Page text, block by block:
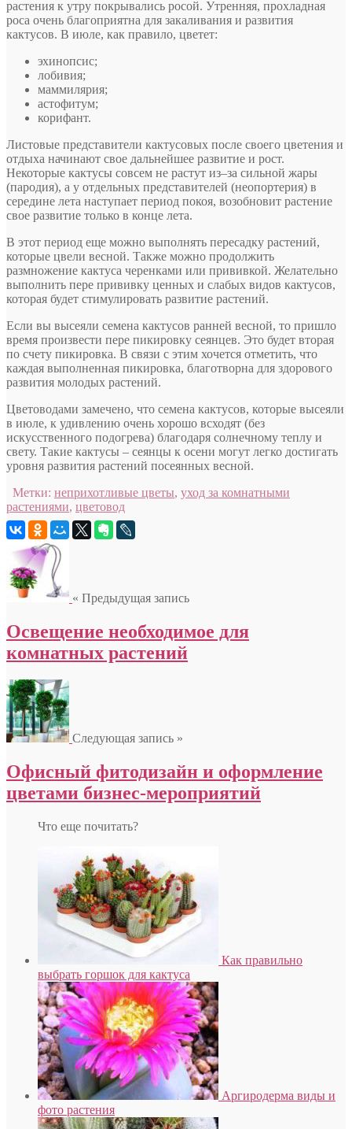
растения к утру покрывались росой. Утренняя, прохладная
роса очень благоприятна для закаливания и развития
кактусов. В июле, как правило, цветет:
эхинопсис;
лобивия;
маммилярия;
астофитум;
корифант.
Листовые представители кактусовых после своего цветения и
отдыха начинают свое дальнейшее развитие и рост.
Некоторые кактусы совсем не растут из–за сильной жары
(пародия), а у отдельных представителей (неопортерия) в
середине лета наступает период покоя, возобновит растение
свое развитие только в конце лета.
В этот период еще можно выполнять пересадку растений,
которые цвели весной. Также можно продолжить
размножение кактуса черенками или прививкой. Желательно
выполнить пере прививку ценных и слабых видов кактусов,
которая будет стимулировать развитие растений.
Если вы высеяли семена кактусов ранней весной, то пришло
время произвести пере пикировку сеянцев. Это будет вторая
по счету пикировка. В связи с этим хочется отметить, что
каждая выполненная пикировка, благотворна для здорового
развития молодых растений.
Цветоводами замечено, что семена кактусов, которые высеяли
в июле, к удивлению очень хорошо всходят (без
искусственного подогрева) благодаря солнечному теплу и
свету. Такие кактусы – сеянцы к осени могут легко достигать
уровня развития растений посеянных весной.
Метки: неприхотливые цветы, уход за комнатными
растениями, цветовод
« Предыдущая запись
Освещение необходимое для
комнатных растений
Следующая запись »
Офисный фитодизайн и оформление
цветами бизнес-мероприятий
Что еще почитать?
Как правильно
выбрать горшок для кактуса
Аргиродерма виды и
фото растения